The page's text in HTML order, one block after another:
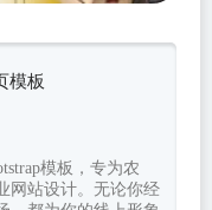
模板
模板，专为农
网站设计。无论你经